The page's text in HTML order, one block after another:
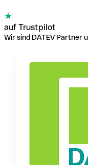
auf Trustpilot
Wir sind DATEV Partner